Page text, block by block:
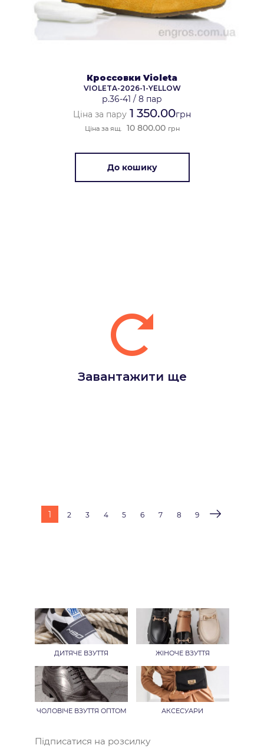
Кроссовки Violeta
VIOLETA-2026-1-YELLOW
р.36-41 / 8 пар
Ціна за пару 1 350.00грн
Ціна за ящ. 10 800.00 грн
До кошику
Завантажити ще
1 2 3 4 5 6 7 8 9
Підписатися на розсилку
ДИТЯЧЕ ВЗУТТЯ ЖІНОЧЕ ВЗУТТЯ
ЧОЛОВІЧЕ ВЗУТТЯ ОПТОМ АКСЕСУАРИ